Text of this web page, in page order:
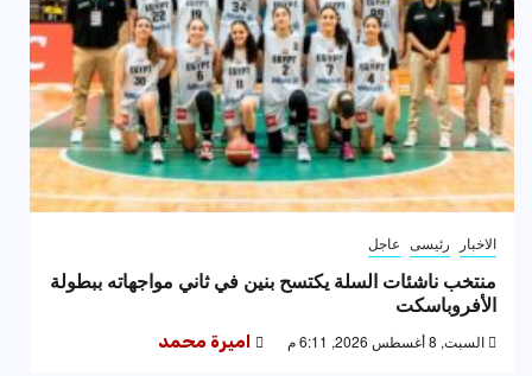
الاخبار رئيسى عاجل
منتخب ناشئات السلة يكتسح بنين في ثاني مواجهاته ببطولة
الأفروباسكت
السبت, 8 أغسطس 2026, 6:11 م اميرة محمد